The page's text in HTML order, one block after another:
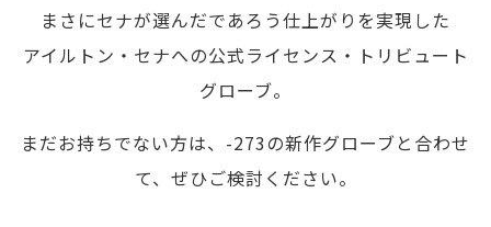
まさにセナが選んだであろう仕上がりを実現した
アイルトン・セナへの公式ライセンス・トリビュート
グローブ。
まだお持ちでない方は、-273の新作グローブと合わせ
て、ぜひご検討ください。